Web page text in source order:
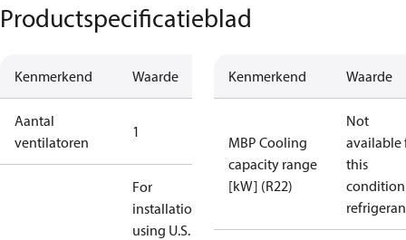
Productspecificatieblad
Kenmerkend Waarde
Aantal
ventilatoren
1
For
installations
using U.S.
Kenmerkend Waarde
MBP Cooling
capacity range
[kW] (R22)
Not
available
this